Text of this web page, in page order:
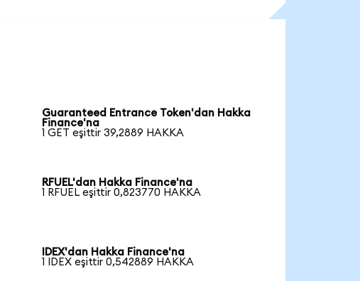
Guaranteed Entrance Token'dan Hakka
Finance'na
1 GET eşittir 39,2889 HAKKA
RFUEL'dan Hakka Finance'na
1 RFUEL eşittir 0,823770 HAKKA
IDEX'dan Hakka Finance'na
1 IDEX eşittir 0,542889 HAKKA